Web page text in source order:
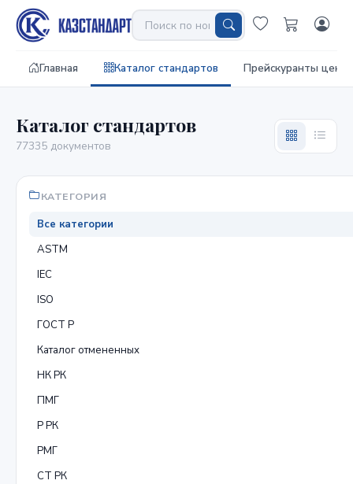
Главная Каталог стандартов Прейскуранты цен
Каталог стандартов
77335 документов
КАТЕГОРИЯ
Все категории
ASTM
IEC
ISO
ГОСТ Р
Каталог отмененных
НК РК
ПМГ
Р РК
РМГ
СТ РК